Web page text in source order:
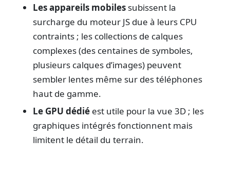
Les appareils mobiles subissent la
surcharge du moteur JS due à leurs CPU
contraints ; les collections de calques
complexes (des centaines de symboles,
plusieurs calques d’images) peuvent
sembler lentes même sur des téléphones
haut de gamme.
Le GPU dédié est utile pour la vue 3D ; les
graphiques intégrés fonctionnent mais
limitent le détail du terrain.